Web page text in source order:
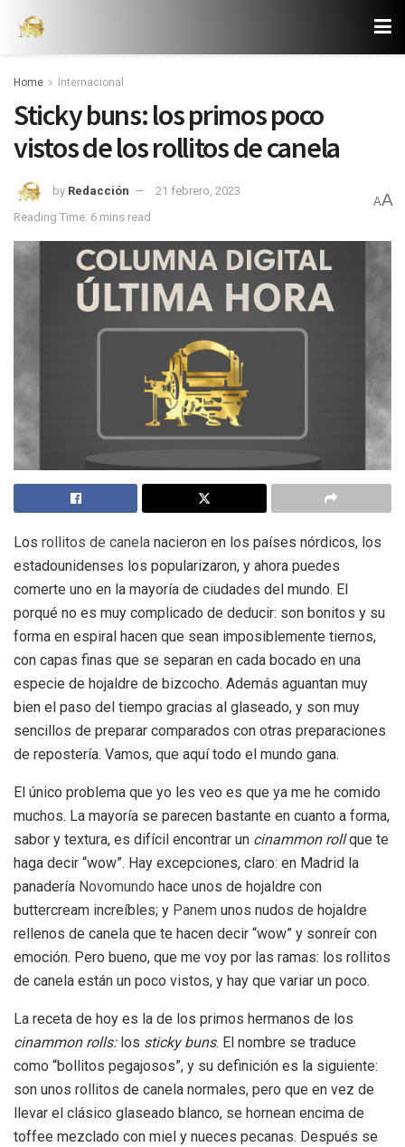
Home Internacional
Sticky buns: los primos poco
vistos de los rollitos de canela
by Redacción
21 febrero, 2023
Reading Time: 6 mins read
AA
Los rollitos de canela nacieron en los países nórdicos, los
estadounidenses los popularizaron, y ahora puedes
comerte uno en la mayoría de ciudades del mundo. El
porqué no es muy complicado de deducir: son bonitos y su
forma en espiral hacen que sean imposiblemente tiernos,
con capas finas que se separan en cada bocado en una
especie de hojaldre de bizcocho. Además aguantan muy
bien el paso del tiempo gracias al glaseado, y son muy
sencillos de preparar comparados con otras preparaciones
de repostería. Vamos, que aquí todo el mundo gana.
El único problema que yo les veo es que ya me he comido
muchos. La mayoría se parecen bastante en cuanto a forma,
sabor y textura, es difícil encontrar un cinammon rollque te
haga decir “wow”. Hay excepciones, claro: en Madrid la
panadería Novomundo hace unos de hojaldre con
buttercream increíbles; y Panem unos nudos de hojaldre
rellenos de canela que te hacen decir “wow” y sonreír con
emoción. Pero bueno, que me voy por las ramas: los rollitos
de canela están un poco vistos, y hay que variar un poco.
La receta de hoy es la de los primos hermanos de los
cinammon rolls:los sticky buns. El nombre se traduce
como “bollitos pegajosos”, y su definición es la siguiente:
son unos rollitos de canela normales, pero que en vez de
llevar el clásico glaseado blanco, se hornean encima de
toffee mezclado con miel y nueces pecanas. Después se